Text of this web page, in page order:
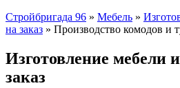
Стройбригада 96 » Мебель »
на заказ » Производство комодов и
Изготовление мебели
заказ